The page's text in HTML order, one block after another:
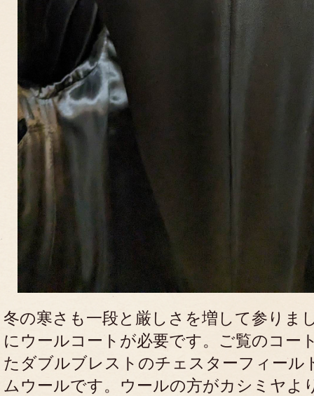
冬の寒さも一段と厳しさを増して参りま
にウールコートが必要です。ご覧のコー
たダブルブレストのチェスターフィール
ムウールです。ウールの方がカシミヤよ